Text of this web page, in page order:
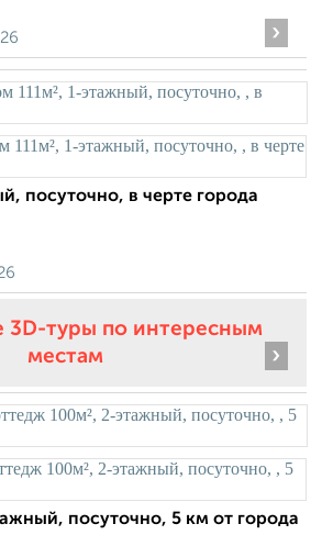
›
посуточно, в черте города
3D-туры по интересным
местам
›
посуточно, 5 км от города